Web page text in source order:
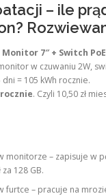
– ile
7″ + Switch PoE
w czuwaniu 2W,
dni = 105 kWh rocznie.
rocznie. Czyli 10,50 zł
monitorze – zapisuje w
za 128 GB.
furtce – pracuje na